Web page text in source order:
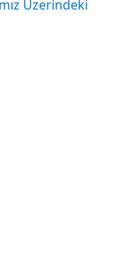
Üzerindeki